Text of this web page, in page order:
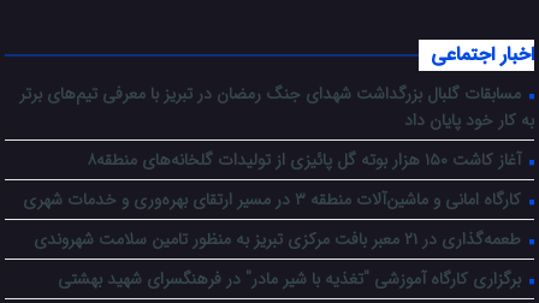
اخبار اجتماعی
مسابقات گلبال بزرگداشت شهدای جنگ رمضان در تبریز با معرفی تیم‌های برتر
به کار خود پایان داد
آغاز کاشت ۱۵۰ هزار بوته گل پائیزی از تولیدات گلخانه‌های منطقه۸
کارگاه امانی و ماشین‌آلات منطقه ۳ در مسیر ارتقای بهره‌وری و خدمات شهری
طعمه‌گذاری در ۲۱ معبر بافت مرکزی تبریز به منظور تامین سلامت شهروندی
برگزاری کارگاه آموزشی "تغذیه با شیر مادر" در فرهنگسرای شهید بهشتی